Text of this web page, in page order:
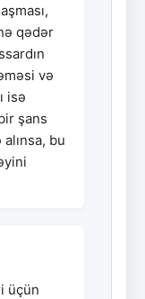
qədər
və
isə
şans
bu
üçün